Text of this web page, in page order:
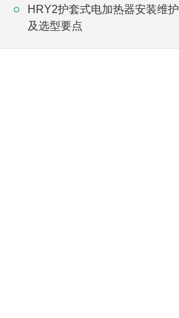
HRY2护套式电加热器安装维护
及选型要点